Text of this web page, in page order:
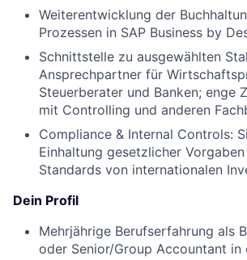
Weiterentwicklung der
Prozessen in SAP Business by
Schnittstelle zu ausgewählten
Ansprechpartner für
Steuerberater und Banken; enge
mit Controlling und anderen
Compliance & Internal Controls:
Einhaltung gesetzlicher
Standards von internationalen
Dein Profil
Mehrjährige Berufserfahrung als
oder Senior/Group Accountant in